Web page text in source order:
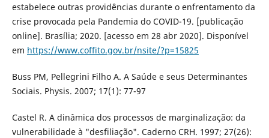
estabelece outras providências durante o enfrentamento da
crise provocada pela Pandemia do COVID-19. [publicação
online]. Brasília; 2020. [acesso em 28 abr 2020]. Disponível
em https://www.coffito.gov.br/nsite/?p=15825
Buss PM, Pellegrini Filho A. A Saúde e seus Determinantes
Sociais. Physis. 2007; 17(1): 77-97
Castel R. A dinâmica dos processos de marginalização: da
vulnerabilidade à "desfiliação". Caderno CRH. 1997; 27(26):